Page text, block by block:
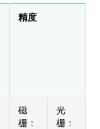
精度
磁
栅：
光
栅：